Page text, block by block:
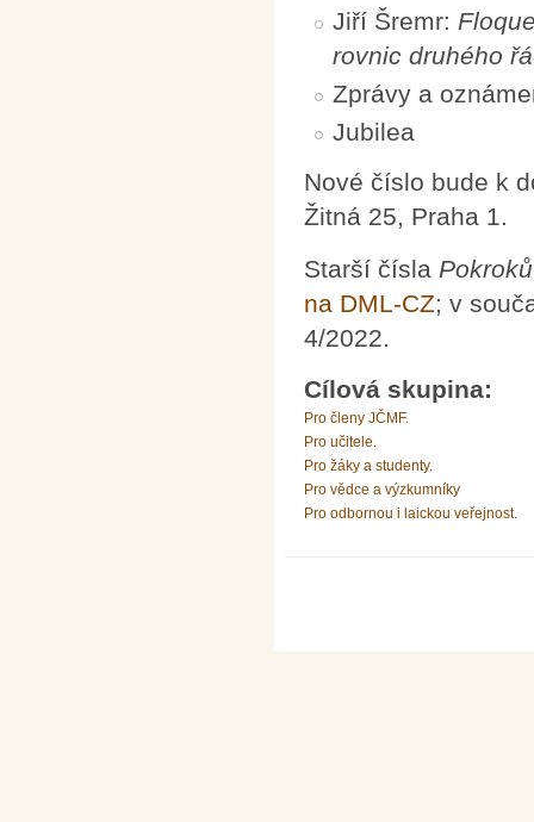
Jiří Šremr:
rovnic druhého
Zprávy a
Jubilea
Nové číslo bude k
Žitná 25, Praha 1.
Starší čísla
na DML-CZ; v
4/2022.
Cílová skupina:
Pro členy JČMF.
Pro učitele.
Pro žáky a studenty.
Pro vědce a výzkumníky
Pro odbornou i laickou veřejnost.